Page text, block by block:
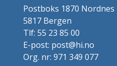
Postboks 1870 Nordnes
5817 Bergen
Tlf: 55 23 85 00
E-post: post@hi.no
Org. nr: 971 349 077